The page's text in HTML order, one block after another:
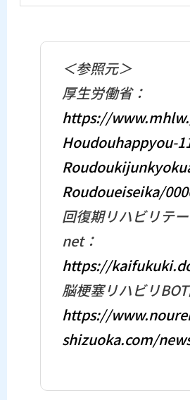
＜参照元＞
厚生労働省：
https://
Houdouhappyou-
Roudoueiseika/
回復期リハビリテ
net：
https://
脳梗塞リハビリ
https://
shizuoka.com/